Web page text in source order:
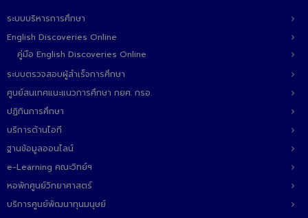
ระบบบริหารการศึกษา
English Discoveries Online
คู่มือ English Discoveries Online
ระบบตรวจสอบผู้สำเร็จการศึกษา
ศูนย์สนเทศแนะแนวการศึกษา กยศ. กรอ.
ปฏิทินการศึกษา
บริการด้านไอที
ฐานข้อมูลออนไลน์
e-Learning คณะวิทย์ฯ
หอพักศูนย์วิทยาศาสตร์
บริการศูนย์พัฒนาทุนมนุษย์